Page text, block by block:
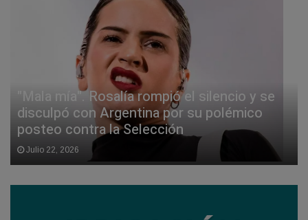
"Mala mía". Rosalía rompió el silencio y se
disculpó con Argentina por su polémico
posteo contra la Selección
Julio 22, 2026